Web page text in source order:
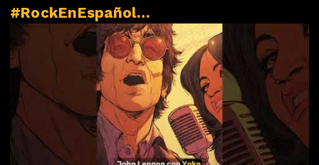
#RockEnEspañol
#NovedadesMusicales